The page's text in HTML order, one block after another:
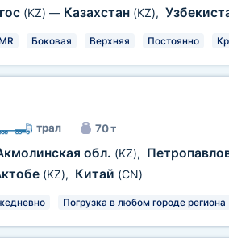
(KZ) — Казахстан (KZ),
Боковая Верхняя Постоянно
трал 70 т
обл. (KZ),
(KZ), Китай (CN)
Погрузка в любом городе региона